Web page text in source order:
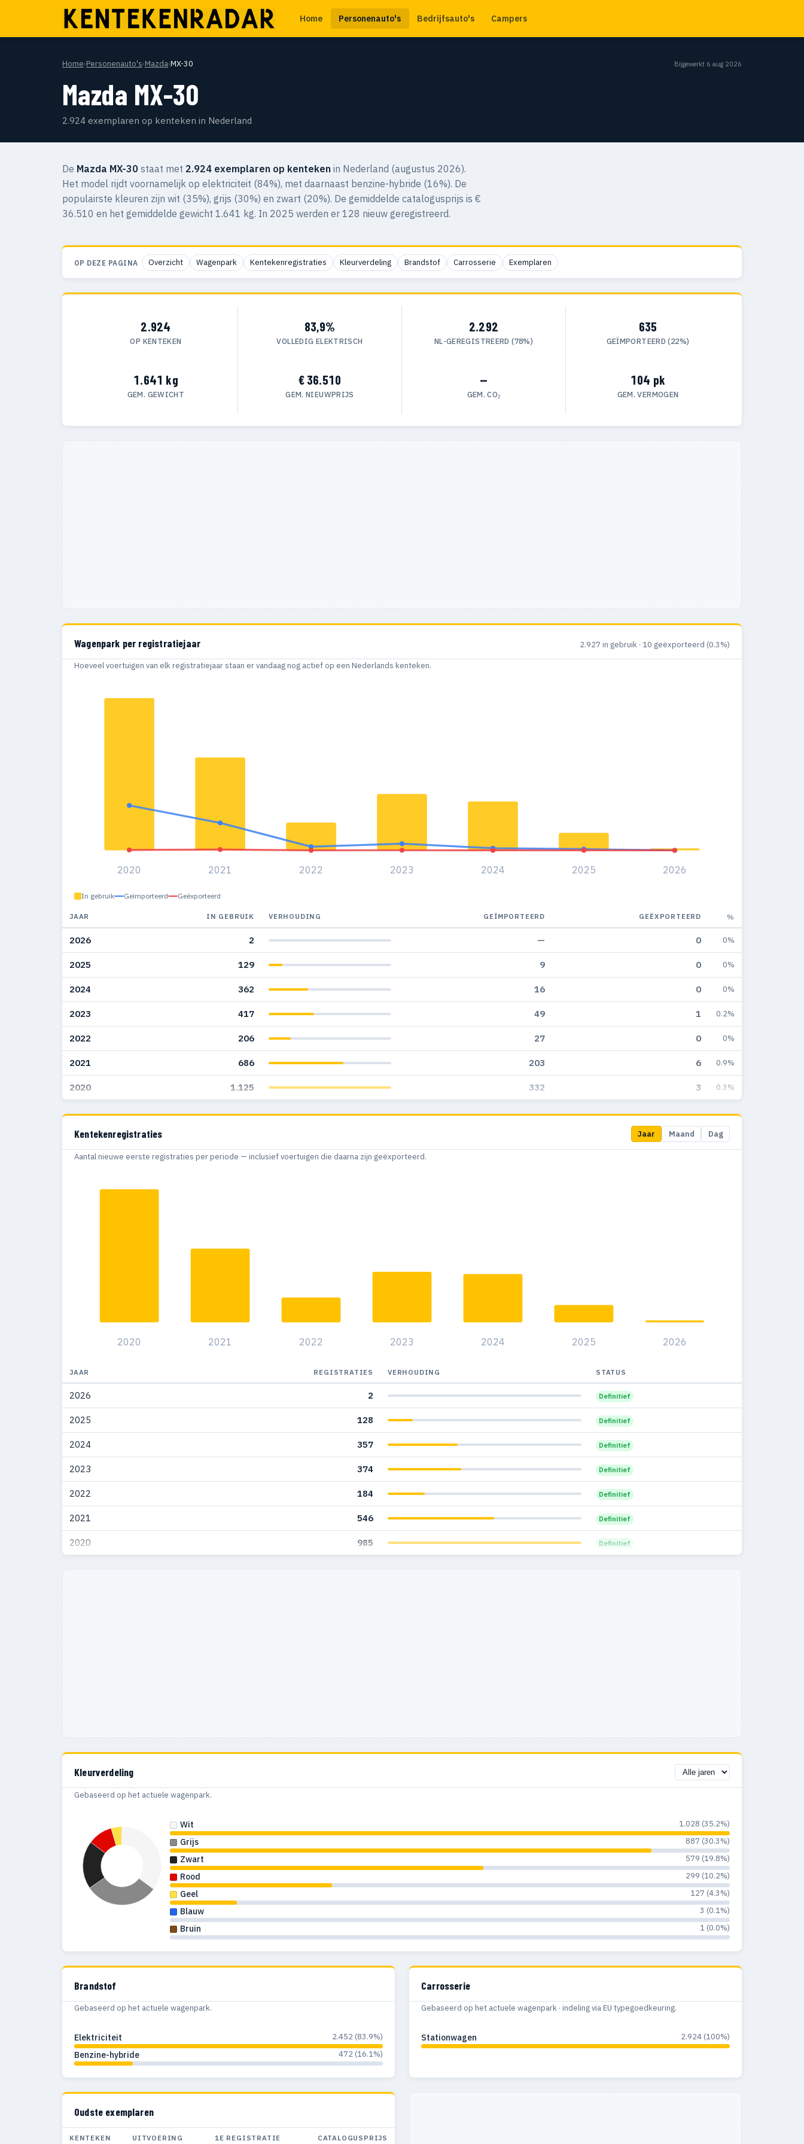
Home Personenauto's Bedrijfsauto's Campers
Home›Personenauto's›Mazda›MX-30 Bijgewerkt 6 aug 2026
Mazda MX-30
2.924 exemplaren op kenteken in Nederland
De Mazda MX-30 staat met 2.924 exemplaren op kenteken in Nederland (augustus 2026).
Het model rijdt voornamelijk op elektriciteit (84%), met daarnaast benzine-hybride (16%). De
populairste kleuren zijn wit (35%), grijs (30%) en zwart (20%). De gemiddelde catalogusprijs is €
36.510 en het gemiddelde gewicht 1.641 kg. In 2025 werden er 128 nieuw geregistreerd.
OP DEZE PAGINA Overzicht Wagenpark Kentekenregistraties Kleurverdeling Brandstof Carrosserie Exemplaren
2.924
OP KENTEKEN
83,9%
VOLLEDIG ELEKTRISCH
2.292
NL-GEREGISTREERD (78%)
635
GEÏMPORTEERD (22%)
1.641 kg
GEM. GEWICHT
€ 36.510
GEM. NIEUWPRIJS
—
GEM. CO₂
104 pk
GEM. VERMOGEN
Wagenpark per registratiejaar 2.927 in gebruik · 10 geëxporteerd (0.3%)
Hoeveel voertuigen van elk registratiejaar staan er vandaag nog actief op een Nederlands kenteken.
2020 2021 2022 2023 2024 2025 2026
In gebruik Geïmporteerd Geëxporteerd
JAAR IN GEBRUIK VERHOUDING GEÏMPORTEERD GEËXPORTEERD %
2026 2 — 0 0%
2025 129 9 0 0%
2024 362 16 0 0%
2023 417 49 1 0.2%
2022 206 27 0 0%
2021 686 203 6 0.9%
2020 1.125 332 3 0.3%
Kentekenregistraties Jaar Maand Dag
Aantal nieuwe eerste registraties per periode — inclusief voertuigen die daarna zijn geëxporteerd.
2020 2021 2022 2023 2024 2025 2026
JAAR REGISTRATIES VERHOUDING STATUS
2026 2 Definitief
2025 128 Definitief
2024 357 Definitief
2023 374 Definitief
2022 184 Definitief
2021 546 Definitief
2020 985 Definitief
Kleurverdeling
Gebaseerd op het actuele wagenpark.
Wit 1.028 (35.2%)
Grijs 887 (30.3%)
Zwart 579 (19.8%)
Rood 299 (10.2%)
Geel 127 (4.3%)
Blauw 3 (0.1%)
Bruin 1 (0.0%)
Brandstof
Gebaseerd op het actuele wagenpark.
Elektriciteit 2.452 (83.9%)
Benzine-hybride 472 (16.1%)
Carrosserie
Gebaseerd op het actuele wagenpark · indeling via EU typegoedkeuring.
Stationwagen 2.924 (100%)
Oudste exemplaren
KENTEKEN UITVOERING 1E REGISTRATIE CATALOGUSPRIJS